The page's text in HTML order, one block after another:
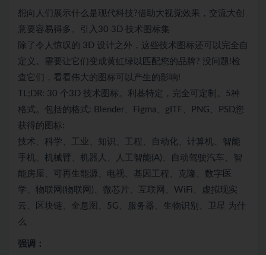
想向人们展示什么是现代科技?借助大视觉效果，交流大创
意要容易得多。引入30 3D 技术图标集
除了令人惊叹的 3D 设计之外，这些技术图标还可以完全自
定义。需要让它们变成黄虹绿以匹配您的品牌? 没问题!检
查它们，看看伟大的图标可以产生的影响!
TL;DR: 30 个3D 技术图标。利基特定，完全可定制。5种
格式。包括的格式: Blender、Figma、gITF、PNG、PSD您
获得的图标:
技术、科学、工业、知识、工程、自动化、计算机、智能
手机、机械臂、机器人、人工智能(A)、自动驾驶汽车、智
能房屋、可再生能源、电视、基因工程、克隆、数字医
学、物联网(物联网)、微芯片、互联网、WiFi、虚拟现实
云、区块链、全息图、5G、服务器、生物识别、卫星 为什
么
强调：